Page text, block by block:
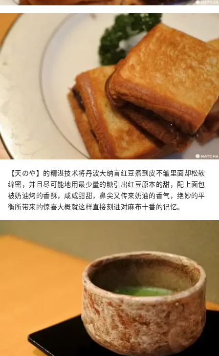
【天のや】的精湛技术将丹波大纳言红豆煮到皮不皱里面却松软
绵密，并且尽可能地用最少量的糖引出红豆原本的甜，配上面包
被奶油烤的香酥，咸咸甜甜，鼻尖又传来奶油的香气，绝妙的平
衡所带来的惊喜大概就这样直接刻进对麻布十番的记忆。